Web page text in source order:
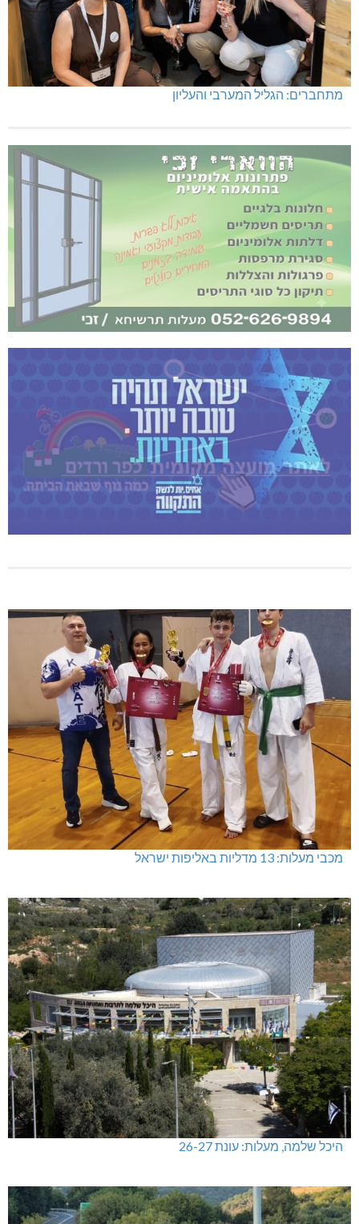
מתחברים: הגליל המערבי והעליון
מכבי מעלות: 13 מדליות באליפות ישראל
היכל שלמה, מעלות: עונת 26-27